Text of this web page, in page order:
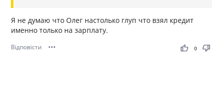
Я не думаю что Олег настолько глуп что взял кредит
именно только на зарплату.
Відповісти ••• thumb_up thumb_down
0